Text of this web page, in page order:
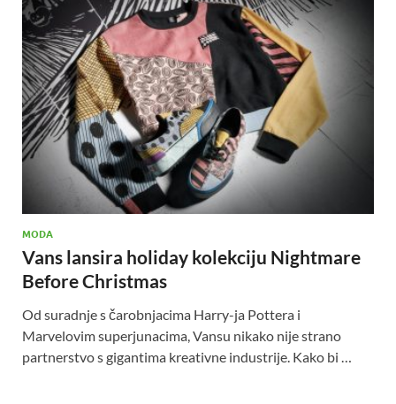
MODA
Vans lansira holiday kolekciju Nightmare
Before Christmas
Od suradnje s čarobnjacima Harry-ja Pottera i
Marvelovim superjunacima, Vansu nikako nije strano
partnerstvo s gigantima kreativne industrije. Kako bi …